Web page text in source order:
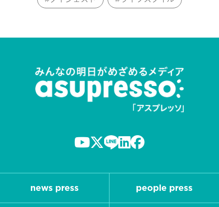
news press people press